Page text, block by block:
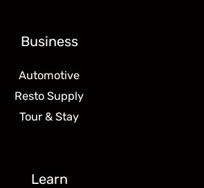
Business
Automotive
Resto Supply
Tour & Stay
Learn